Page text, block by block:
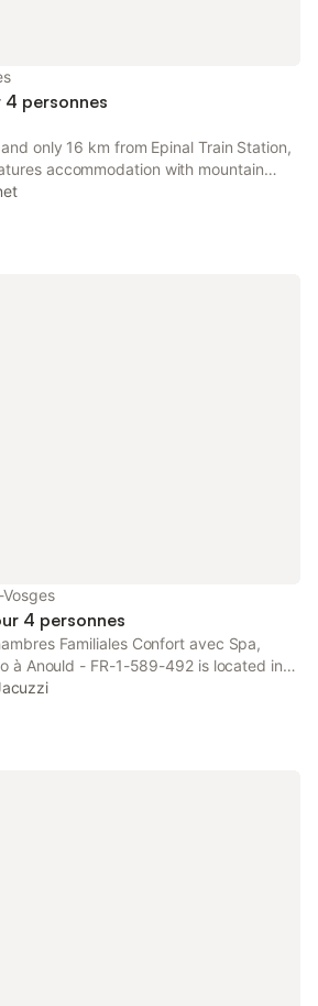
4 personnes
only 16 km from Epinal Train Station,
accommodation with mountain
private parking. With garden views,
a patio.
4 personnes
Familiales Confort avec Spa,
à Anould - FR-1-589-492 is located in
access to a terrace and free